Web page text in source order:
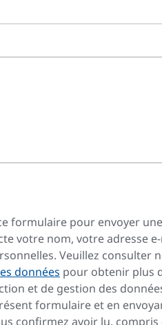
formulaire pour envoyer
votre nom, votre adresse
Veuillez consulter
données pour obtenir plus
et de gestion des
formulaire et en
confirmez avoir lu, compris